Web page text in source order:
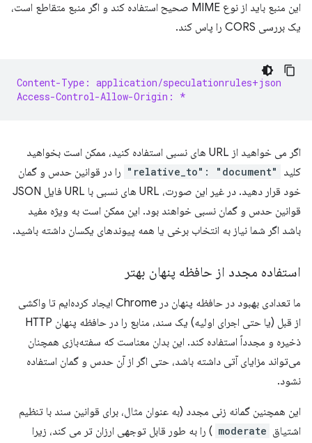
این منبع باید از نوع MIME صحیح استفاده کند و اگر منبع متقاطع است،
یک بررسی CORS را پاس کند.
Content-Type: application/speculationrules+json
Access-Control-Allow-Origin: *
اگر می خواهید از URL های نسبی استفاده کنید، ممکن است بخواهید
کلید
"relative_to": "document"
را در قوانین حدس و گمان
خود قرار دهید. در غیر این صورت، URL های نسبی با URL فایل JSON
قوانین حدس و گمان نسبی خواهند بود. این ممکن است به ویژه مفید
باشد اگر شما نیاز به انتخاب برخی یا همه پیوندهای یکسان داشته باشید.
استفاده مجدد از حافظه پنهان بهتر
ما تعدادی بهبود در حافظه پنهان در Chrome ایجاد کرده‌ایم تا واکشی
از قبل (یا حتی اجرای اولیه) یک سند، منابع را در حافظه پنهان HTTP
ذخیره و مجدداً استفاده کند. این بدان معناست که سفته‌بازی همچنان
می‌تواند مزایای آتی داشته باشد، حتی اگر از آن حدس و گمان استفاده
نشود.
این همچنین گمانه زنی مجدد (به عنوان مثال، برای قوانین سند با تنظیم
اشتیاق moderate ) را به طور قابل توجهی ارزان تر می کند، زیرا